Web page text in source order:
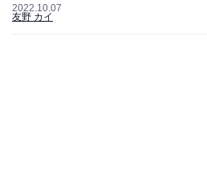
2022.10.07
友野 カイ